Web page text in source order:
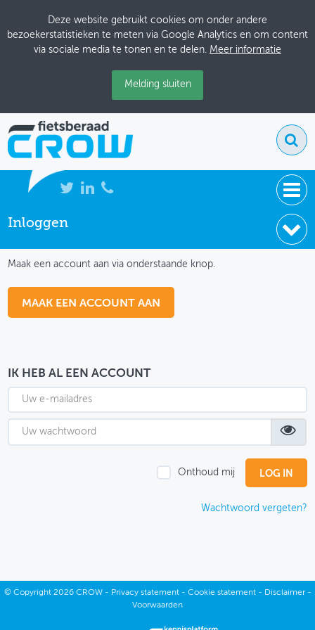
Deze website gebruikt cookies om onder andere
bezoekerstatistieken te meten via Google Analytics en om content
via sociale media te tonen en te delen. Meer informatie
Melding sluiten
NIEUWS
THEMASITES
MIJN PROFIEL
GEBRUIKER
Inloggen
Maak een account aan via onderstaande knop.
MAAK EEN ACCOUNT AAN
IK HEB AL EEN ACCOUNT
Onthoud mij
Wachtwoord vergeten?
© Copyright2026 CROW - Privacy statement- Cookie statement- Disclaimer-
Voorwaarden